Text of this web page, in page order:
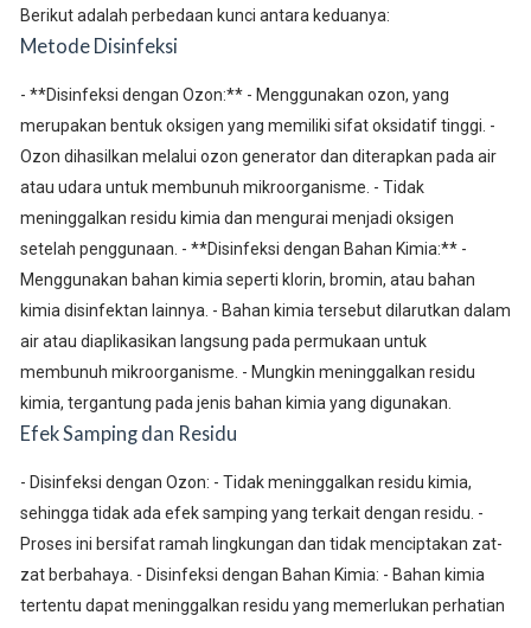
Berikut adalah perbedaan kunci antara keduanya:
Metode Disinfeksi
- **Disinfeksi dengan Ozon:** - Menggunakan ozon, yang
merupakan bentuk oksigen yang memiliki sifat oksidatif tinggi. -
Ozon dihasilkan melalui ozon generator dan diterapkan pada air
atau udara untuk membunuh mikroorganisme. - Tidak
meninggalkan residu kimia dan mengurai menjadi oksigen
setelah penggunaan. - **Disinfeksi dengan Bahan Kimia:** -
Menggunakan bahan kimia seperti klorin, bromin, atau bahan
kimia disinfektan lainnya. - Bahan kimia tersebut dilarutkan dalam
air atau diaplikasikan langsung pada permukaan untuk
membunuh mikroorganisme. - Mungkin meninggalkan residu
kimia, tergantung pada jenis bahan kimia yang digunakan.
Efek Samping dan Residu
- Disinfeksi dengan Ozon: - Tidak meninggalkan residu kimia,
sehingga tidak ada efek samping yang terkait dengan residu. -
Proses ini bersifat ramah lingkungan dan tidak menciptakan zat-
zat berbahaya. - Disinfeksi dengan Bahan Kimia: - Bahan kimia
tertentu dapat meninggalkan residu yang memerlukan perhatian